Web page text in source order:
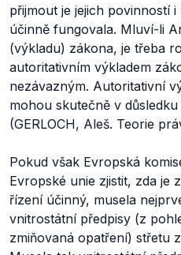
přijmout je jejich povinností
účinně fungovala. Mluví-li
(výkladu) zákona, je třeba
autoritativním výkladem
nezávazným. Autoritativní
mohou skutečně v
(GERLOCH, Aleš. Teorie
Pokud však Evropská
Evropské unie zjistit, zda je
řízení účinný, musela
vnitrostátní předpisy (z
zmiňovaná opatření) střetu